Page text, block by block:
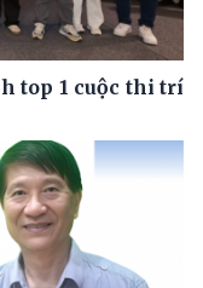
top 1 cuộc thi trí